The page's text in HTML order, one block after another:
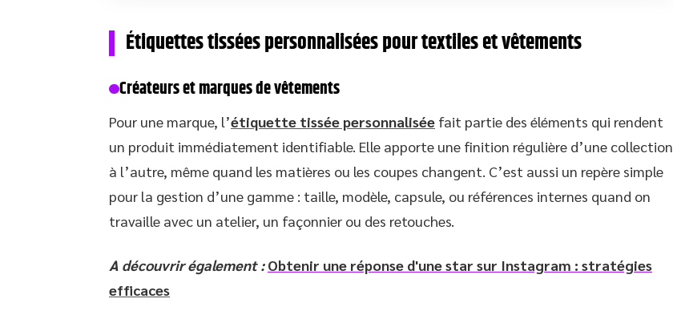
Étiquettes tissées personnalisées pour textiles et vêtements
Créateurs et marques de vêtements
Pour une marque, l’étiquette tissée personnalisée fait partie des éléments qui rendent
un produit immédiatement identifiable. Elle apporte une finition régulière d’une collection
à l’autre, même quand les matières ou les coupes changent. C’est aussi un repère simple
pour la gestion d’une gamme : taille, modèle, capsule, ou références internes quand on
travaille avec un atelier, un façonnier ou des retouches.
A découvrir également : Obtenir une réponse d'une star sur Instagram : stratégies
efficaces